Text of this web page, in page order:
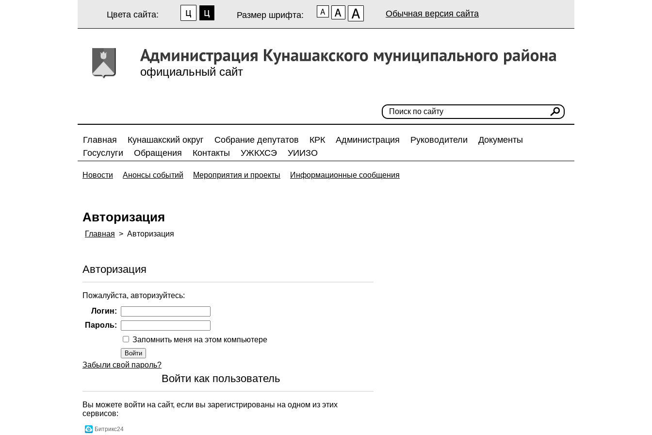
Цвета сайта: Размер шрифта: Обычная версия сайта
официальный сайт
Главная Кунашакский округ Собрание депутатов КРК Администрация Руководители
Документы
Госуслуги
Обращения Контакты УЖКХСЭ УИИЗО
Новости Анонсы событий Мероприятия и проекты Информационные сообщения
Авторизация
Главная > Авторизация
Авторизация
Пожалуйста, авторизуйтесь:
Логин:
Пароль:
Запомнить меня на этом компьютере
Забыли свой пароль?
Войти как пользователь
Вы можете войти на сайт, если вы зарегистрированы на одном из этих
сервисов:
Битрикс24